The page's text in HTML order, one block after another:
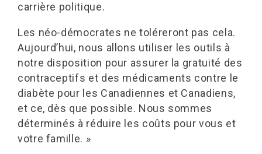
carrière politique.
Les néo-démocrates ne toléreront pas cela.
Aujourd’hui, nous allons utiliser les outils à
notre disposition pour assurer la gratuité des
contraceptifs et des médicaments contre le
diabète pour les Canadiennes et Canadiens,
et ce, dès que possible. Nous sommes
déterminés à réduire les coûts pour vous et
votre famille. »